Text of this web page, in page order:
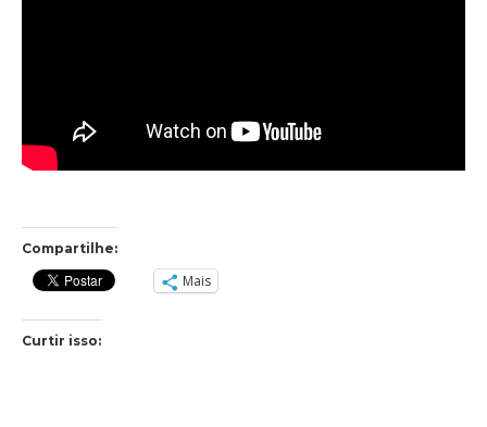
Compartilhe:
Mais
Curtir isso: